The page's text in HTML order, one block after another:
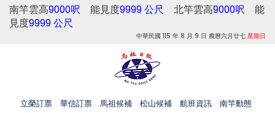
南竿雲高9000呎 能見度9999 公尺 北竿雲高9000呎 能
見度9999 公尺
中華民國 115 年 8 月 9 日 農曆六月廿七 星期日
立榮訂票 華信訂票 馬祖候補 松山候補 航班資訊
南竿動態